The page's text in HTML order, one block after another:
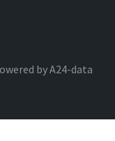
by A24-data